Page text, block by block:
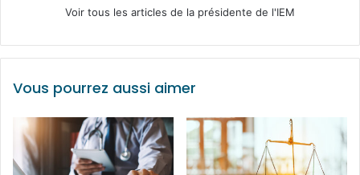
Voir tous les articles de la présidente de l'IEM
Vous pourrez aussi aimer